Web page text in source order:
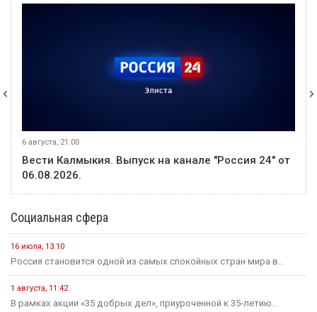
События недели
5 августа
Звание «Почётный журналист Ставрополья» появится в
регионе по инициативе Михаила Ткачева
1 августа
Что изменится для жителей Калмыкии с сегодняшнего дня?
1 августа Событие
В Элисте идёт подготовка к осенне-зимнему периоду
Радио «Маяк» отмечает 62-летие
1 августа Событие
В ДТП под Ульдючинами пострадал один человек
1 августа Событие
В элистинском аэропорту начался финальный этап